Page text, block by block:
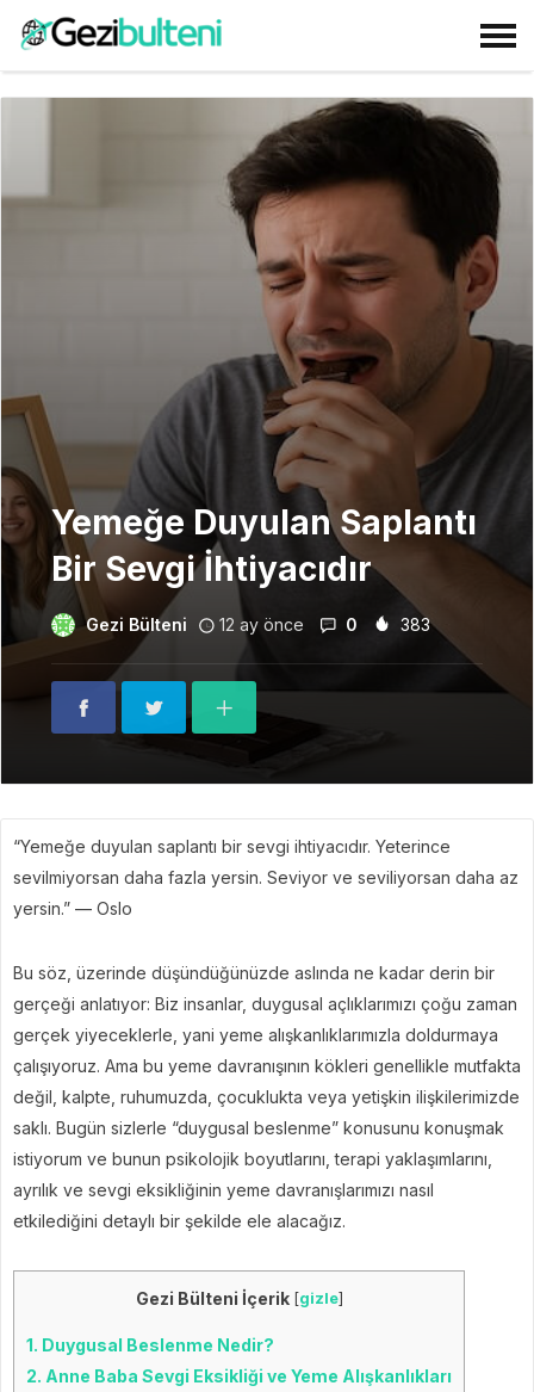
Yemeğe Duyulan Saplantı
Bir Sevgi İhtiyacıdır
Gezi Bülteni 12 ay önce 0 383
“Yemeğe duyulan saplantı bir sevgi ihtiyacıdır. Yeterince
sevilmiyorsan daha fazla yersin. Seviyor ve seviliyorsan daha az
yersin.” — Oslo
Bu söz, üzerinde düşündüğünüzde aslında ne kadar derin bir
gerçeği anlatıyor: Biz insanlar, duygusal açlıklarımızı çoğu zaman
gerçek yiyeceklerle, yani yeme alışkanlıklarımızla doldurmaya
çalışıyoruz. Ama bu yeme davranışının kökleri genellikle mutfakta
değil, kalpte, ruhumuzda, çocuklukta veya yetişkin ilişkilerimizde
saklı. Bugün sizlerle “duygusal beslenme” konusunu konuşmak
istiyorum ve bunun psikolojik boyutlarını, terapi yaklaşımlarını,
ayrılık ve sevgi eksikliğinin yeme davranışlarımızı nasıl
etkilediğini detaylı bir şekilde ele alacağız.
Gezi Bülteni İçerik [gizle]
1. Duygusal Beslenme Nedir?
2. Anne Baba Sevgi Eksikliği ve Yeme Alışkanlıkları